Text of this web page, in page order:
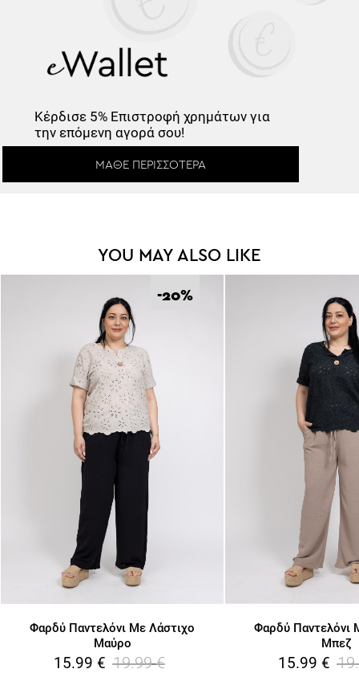
Κέρδισε 5% Επιστροφή χρημάτων για
την επόμενη αγορά σου!
ΜΆΘΕ ΠΕΡΙΣΣΌΤΕΡΑ
YOU MAY ALSO LIKE
-20%
Φαρδύ Παντελόνι Με Λάστιχο
Μαύρο
15.99 € 19.99 €
Φαρδύ Παντελόνι
Μπεζ
15.99 €
Κέρδισε -10%
Κάνε εγγραφή στο Newsletter και
ξεκλείδωσε τον εκπτωτικό κωδικό!
Έχω διαβάσει και αποδέχομαι τουςΌρους Χρήσης.*